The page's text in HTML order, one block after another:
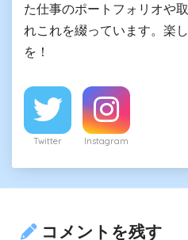
た仕事のポートフォリオや
れこれを綴っています。楽
を！
Twitter Instagram
コメントを残す